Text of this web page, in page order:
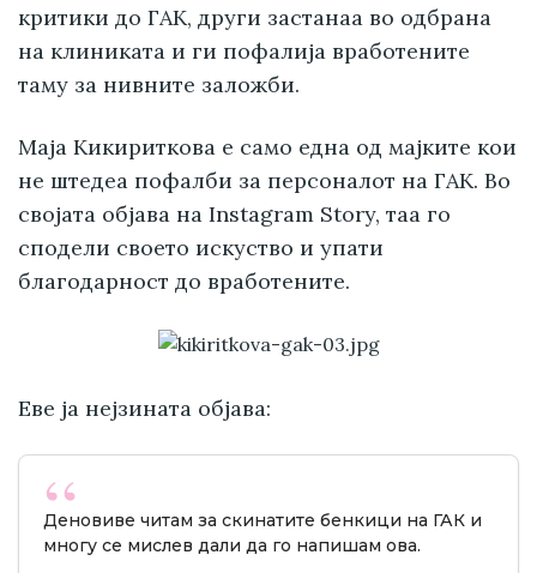
критики до ГАК, други застанаа во одбрана
на клиниката и ги пофалија вработените
таму за нивните заложби.
Маја Кикириткова е само една од мајките кои
не штедеа пофалби за персоналот на ГАК. Во
својата објава на Instagram Story, таа го
сподели своето искуство и упати
благодарност до вработените.
Еве ја нејзината објава:
Деновиве читам за скинатите бенкици на ГАК и
многу се мислев дали да го напишам ова.